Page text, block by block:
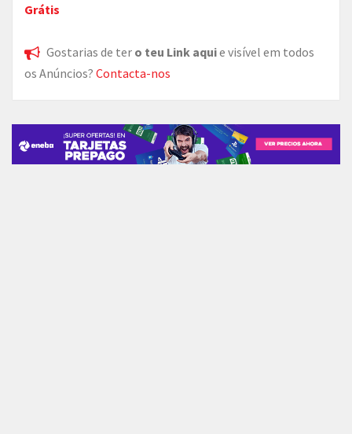
Grátis
Gostarias de ter o teu Link aquie visível em todos
os Anúncios? Contacta-nos